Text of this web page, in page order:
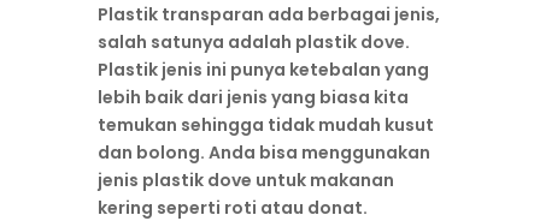
Plastik transparan ada berbagai jenis,
salah satunya adalah plastik dove.
Plastik jenis ini punya ketebalan yang
lebih baik dari jenis yang biasa kita
temukan sehingga tidak mudah kusut
dan bolong. Anda bisa menggunakan
jenis plastik dove untuk makanan
kering seperti roti atau donat.